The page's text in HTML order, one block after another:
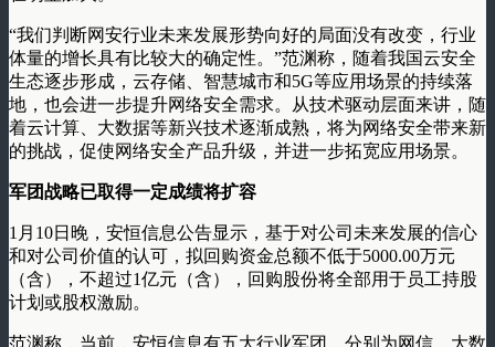
“我们判断网安行业未来发展形势向好的局面没有改变，行业
体量的增长具有比较大的确定性。”范渊称，随着我国云安全
生态逐步形成，云存储、智慧城市和5G等应用场景的持续落
地，也会进一步提升网络安全需求。从技术驱动层面来讲，随
着云计算、大数据等新兴技术逐渐成熟，将为网络安全带来新
的挑战，促使网络安全产品升级，并进一步拓宽应用场景。
军团战略已取得一定成绩将扩容
1月10日晚，安恒信息公告显示，基于对公司未来发展的信心
和对公司价值的认可，拟回购资金总额不低于5000.00万元
（含），不超过1亿元（含），回购股份将全部用于员工持股
计划或股权激励。
范渊称，当前，安恒信息有五大行业军团，分别为网信、大数